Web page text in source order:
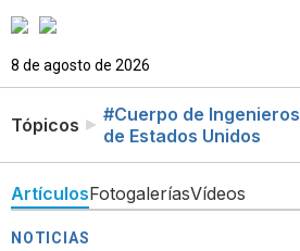
8 de agosto de 2026
Tópicos
#Cuerpo de
de Estados Unidos
ArtículosFotogaleríasVídeos
NOTICIAS